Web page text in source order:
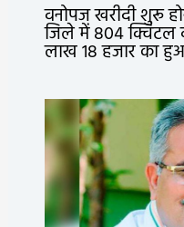
वनोपज खरीदी शुरू
जिले में 804 क्विंटल
लाख 18 हजार का